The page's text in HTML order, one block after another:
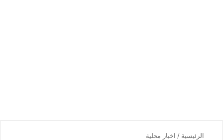
الرئيسية / اخبار محلية